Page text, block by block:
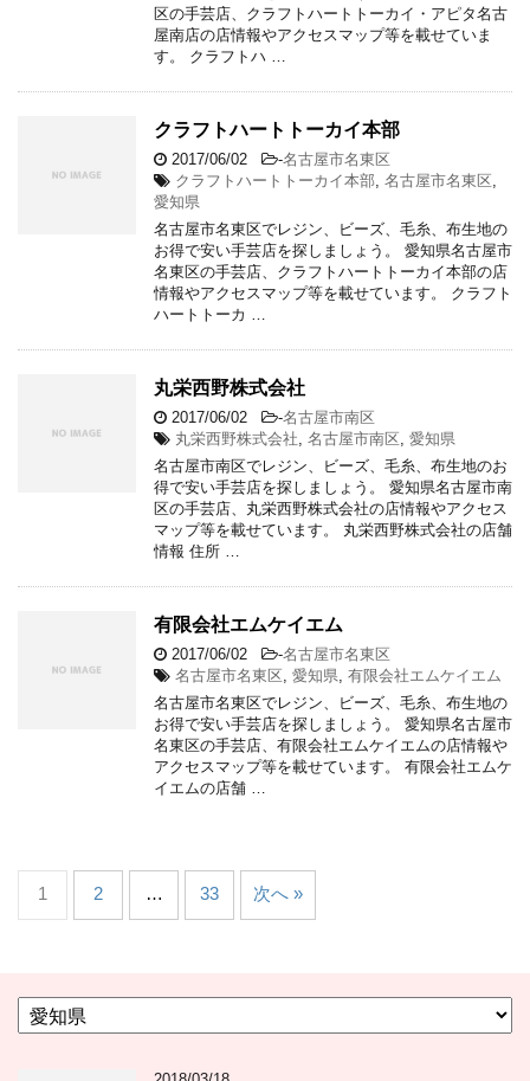
区の手芸店、クラフトハートトーカイ・アピタ名古
屋南店の店情報やアクセスマップ等を載せていま
す。 クラフトハ …
クラフトハートトーカイ本部
2017/06/02 -名古屋市名東区
クラフトハートトーカイ本部 名古屋市名東区
愛知県
名古屋市名東区でレジン、ビーズ、毛糸、布生地の
お得で安い手芸店を探しましょう。 愛知県名古屋市
名東区の手芸店、クラフトハートトーカイ本部の店
情報やアクセスマップ等を載せています。 クラフト
ハートトーカ …
丸栄西野株式会社
2017/06/02 -名古屋市南区
丸栄西野株式会社 名古屋市南区 愛知県
名古屋市南区でレジン、ビーズ、毛糸、布生地のお
得で安い手芸店を探しましょう。 愛知県名古屋市南
区の手芸店、丸栄西野株式会社の店情報やアクセス
マップ等を載せています。 丸栄西野株式会社の店舗
情報 住所 …
有限会社エムケイエム
2017/06/02 -名古屋市名東区
名古屋市名東区 愛知県 有限会社エムケイエム
名古屋市名東区でレジン、ビーズ、毛糸、布生地の
お得で安い手芸店を探しましょう。 愛知県名古屋市
名東区の手芸店、有限会社エムケイエムの店情報や
アクセスマップ等を載せています。 有限会社エムケ
イエムの店舗 …
1 2 … 33 次へ »
カ
テ